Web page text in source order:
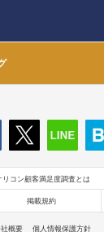
リコン顧客満足度調査とは
掲載規約
概要 個人情報保護方針